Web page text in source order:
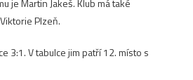
je Martin Jakeš. Klub má také
Plzeň.
3:1. V tabulce jim patří 12. místo s